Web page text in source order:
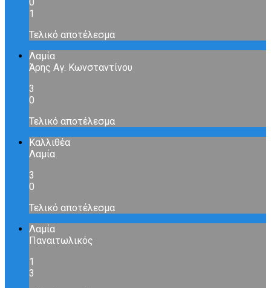
1
Τελικό αποτέλεσμα
Λαμία
Άρης Αγ. Κωνσταντίνου
3
0
Τελικό αποτέλεσμα
Καλλιθέα
Λαμία
3
0
Τελικό αποτέλεσμα
Λαμία
Παναιτωλικός
1
3